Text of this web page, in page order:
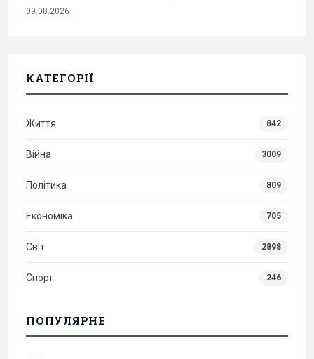
09.08.2026
КАТЕГОРІЇ
Життя 842
Війна 3009
Політика 809
Економіка 705
Світ 2898
Спорт 246
ПОПУЛЯРНЕ